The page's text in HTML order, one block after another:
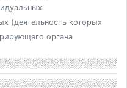
(деятельность которых
органа